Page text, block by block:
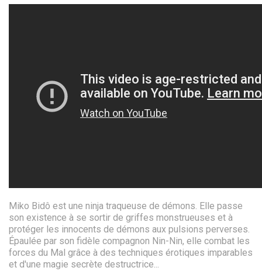
Miko Bidô est une ninja traqueuse de démons. Elle passe
son existence à se sortir de griffes monstrueuses et à
protéger les innocents de démons aux pulsions perverses.
Épaulée par son fidèle compagnon Nin-Nin, elle combat les
forces du Mal grâce à des techniques érotiques imparables
et d'une magie secrète destructrice...